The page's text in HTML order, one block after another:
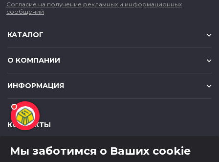
Согласие на получение рекламных и информационных
сообщений
КАТАЛОГ
О КОМПАНИИ
ИНФОРМАЦИЯ
КОНТАКТЫ
650000 ,г. Кемерово,ул. Мичурина, д.13
Мы заботимся о Ваших cookie